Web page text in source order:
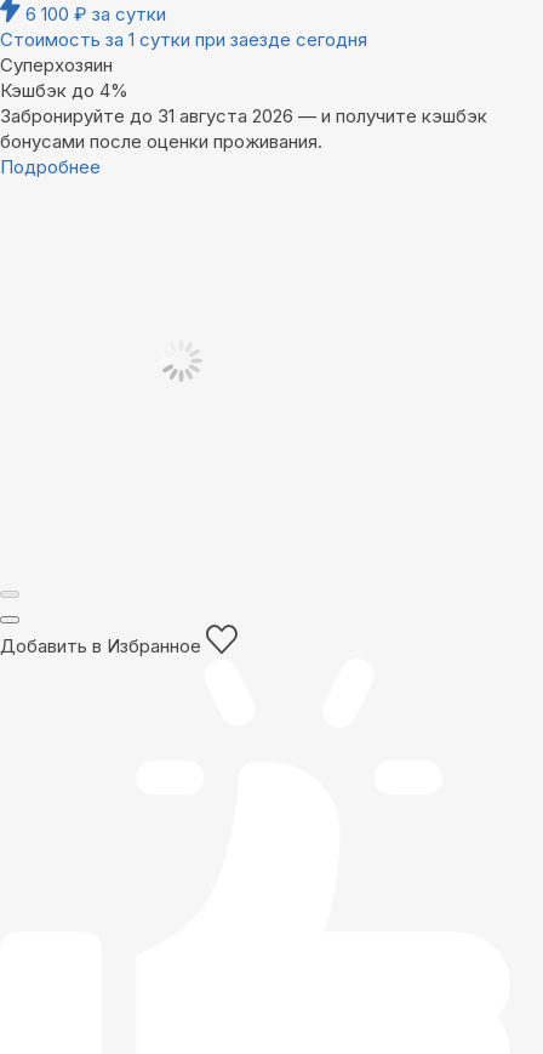
6 100 ₽ за сутки
Стоимость за 1 сутки при заезде сегодня
Суперхозяин
Кэшбэк до 4%
Забронируйте до 31 августа 2026 — и получите кэшбэк
бонусами после оценки проживания.
Подробнее
Добавить в Избранное